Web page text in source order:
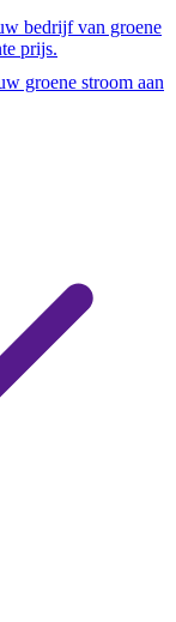
bedrijf van groene
prijs.
groene stroom aan